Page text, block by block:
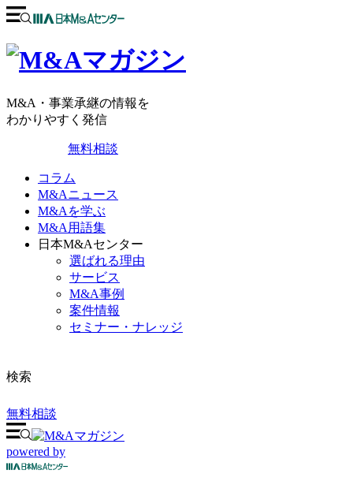
M&A・事業承継の情報を
わかりやすく発信
無料相談
コラム
M&Aニュース
M&Aを学ぶ
M&A用語集
日本M&Aセンター
選ばれる理由
サービス
M&A事例
案件情報
セミナー・ナレッジ
検索
無料相談
powered by